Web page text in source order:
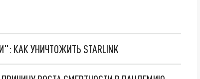
КАК УНИЧТОЖИТЬ STARLINK